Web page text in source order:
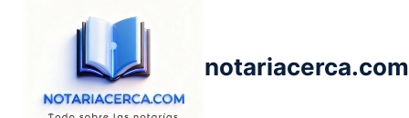
notariacerca.com